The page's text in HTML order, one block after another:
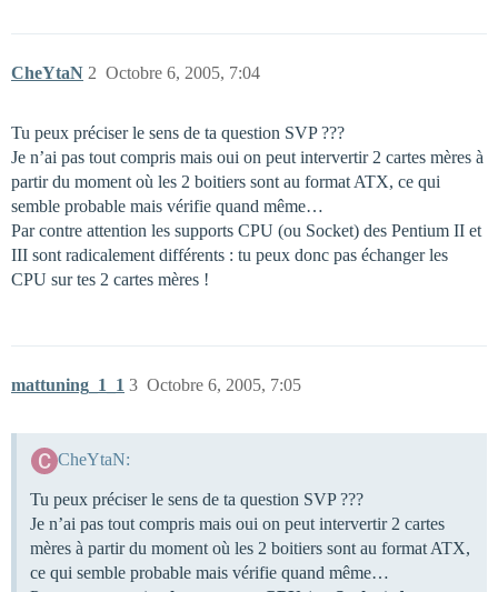
CheYtaN Octobre 6, 2005, 7:04
2
Tu peux préciser le sens de ta question SVP ???
Je n’ai pas tout compris mais oui on peut intervertir 2 cartes mères à
partir du moment où les 2 boitiers sont au format ATX, ce qui
semble probable mais vérifie quand même…
Par contre attention les supports CPU (ou Socket) des Pentium II et
III sont radicalement différents : tu peux donc pas échanger les
CPU sur tes 2 cartes mères !
mattuning_1_1 Octobre 6, 2005, 7:05
3
CheYtaN:
Tu peux préciser le sens de ta question SVP ???
Je n’ai pas tout compris mais oui on peut intervertir 2 cartes
mères à partir du moment où les 2 boitiers sont au format ATX,
ce qui semble probable mais vérifie quand même…